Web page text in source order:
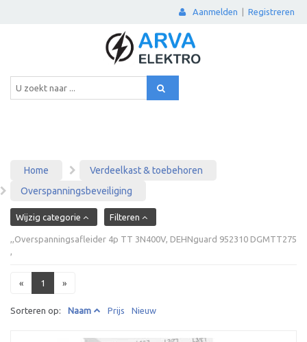
Aanmelden Registreren
Home
Verdeelkast & toebehoren
Overspanningsbeveiliging
Wijzig categorie Filteren
,,Overspanningsafleider 4p TT 3N400V, DEHNguard 952310 DGMTT275
,
« 1 »
Sorteren op: Naam Prijs Nieuw